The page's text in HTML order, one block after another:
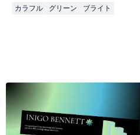
カラフル グリーン ブライト